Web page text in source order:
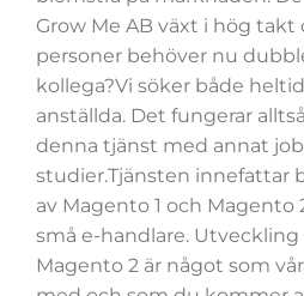
Grow Me AB växt i hög
personer behöver nu
kollega?Vi söker både
anställda. Det fungerar
denna tjänst med annat
studier.Tjänsten innefattar
av Magento 1 och Magento
små e-handlare.
Magento 2 är något som